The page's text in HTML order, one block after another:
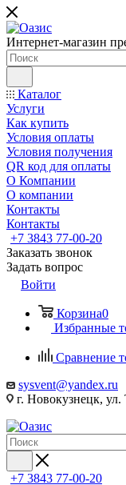
Интернет-магазин
Каталог
Услуги
Как купить
Условия оплаты
Условия получения
QR код для оплаты
О Компании
О компании
Контакты
Контакты
+7 3843 77-00-20
Заказать звонок
Задать вопрос
Войти
Корзина0
Избранные
Сравнение
sysvent@yandex.ru
г. Новокузнецк, ул.
+7 3843 77-00-20